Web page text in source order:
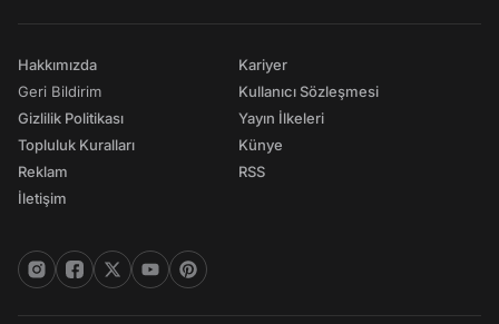
Hakkımızda
Geri Bildirim
Gizlilik Politikası
Topluluk Kuralları
Reklam
İletişim
Kariyer
Kullanıcı Sözleşmesi
Yayın İlkeleri
Künye
RSS